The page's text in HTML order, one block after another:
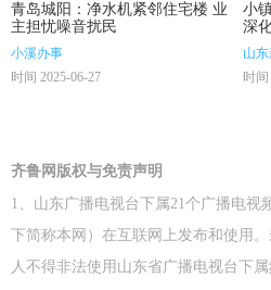
青岛城阳：净水机紧邻住宅楼 业
主担忧噪音扰民
小溪办事
时间 2025-06-27
小
深
山
时间
齐鲁网版权与免责声明
1、山东广播电视台下属21个广播电视
下简称本网）在互联网上发布和使用
人不得非法使用山东省广播电视台下